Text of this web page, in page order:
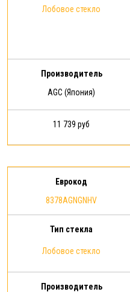
Лобовое стекло
Производитель
AGC (Япония)
11 739 руб
Еврокод
8378AGNGNHV
Тип стекла
Лобовое стекло
Производитель